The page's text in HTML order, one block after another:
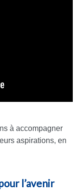
à accompagner
aspirations, en
l’avenir